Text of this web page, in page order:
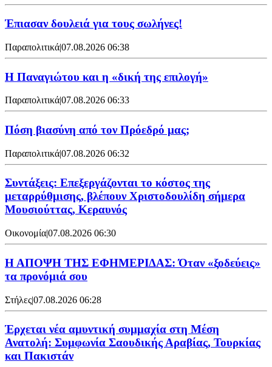
Έπιασαν δουλειά για τους σωλήνες!
Παραπολιτικά|07.08.2026 06:38
Η Παναγιώτου και η «δική της επιλογή»
Παραπολιτικά|07.08.2026 06:33
Πόση βιασύνη από τον Πρόεδρό μας;
Παραπολιτικά|07.08.2026 06:32
Συντάξεις: Επεξεργάζονται το κόστος της
μεταρρύθμισης, βλέπουν Χριστοδουλίδη σήμερα
Μουσιούττας, Κεραυνός
Οικονομία|07.08.2026 06:30
Η ΑΠΟΨΗ ΤΗΣ ΕΦΗΜΕΡΙΔΑΣ: Όταν «ξοδεύεις»
τα προνόμιά σου
Στήλες|07.08.2026 06:28
Έρχεται νέα αμυντική συμμαχία στη Μέση
Ανατολή: Συμφωνία Σαουδικής Αραβίας, Τουρκίας
και Πακιστάν